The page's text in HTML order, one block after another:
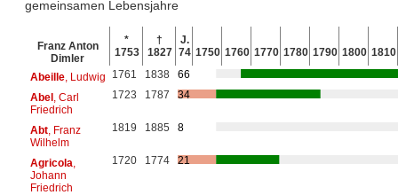
gemeinsamen Lebensjahre
Franz Anton
Dimler
*
1753
†
1827
J.
74 1750 1760 1770 1780 1790 1800 1810
Abeille, Ludwig 1761 1838
66
Abel, Carl
Friedrich
1723 1787 34
Abt, Franz
Wilhelm
1819 1885 8
Agricola
Johann
Friedrich
1720 1774 21